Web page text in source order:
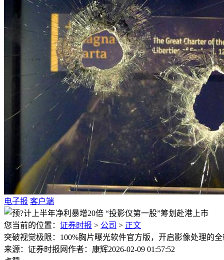
电子报 客户端
您当前的位置： 证券时报 > 公司 > 正文
突破视觉极限：100%胸片曝光软件官方版，开启影像处理的
来源：证券时报网作者：康辉2026-02-09 01:57:52